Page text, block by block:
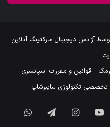
آژانس دیجیتال مارکتینگ آنلاین
قوانین و مقررات اسپانسری
تخصصی تکنولوژی سایبرشاپ
یوتیوب اینستاگرام تلگرام